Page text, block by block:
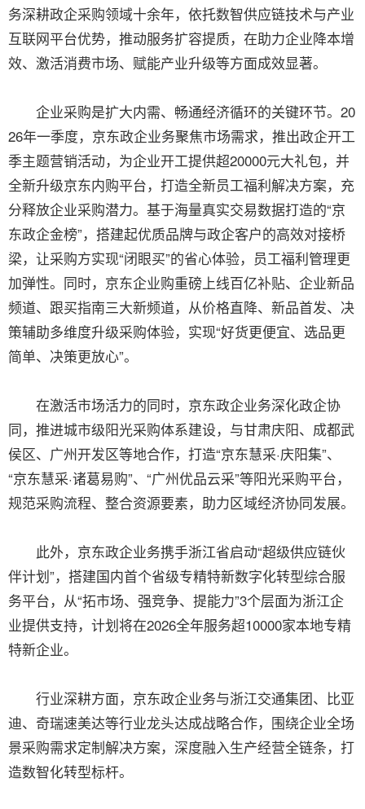
务深耕政企采购领域十余年，依托数智供应链技术与产业
互联网平台优势，推动服务扩容提质，在助力企业降本增
效、激活消费市场、赋能产业升级等方面成效显著。
企业采购是扩大内需、畅通经济循环的关键环节。20
26年一季度，京东政企业务聚焦市场需求，推出政企开工
季主题营销活动，为企业开工提供超20000元大礼包，并
全新升级京东内购平台，打造全新员工福利解决方案，充
分释放企业采购潜力。基于海量真实交易数据打造的“京
东政企金榜”，搭建起优质品牌与政企客户的高效对接桥
梁，让采购方实现“闭眼买”的省心体验，员工福利管理更
加弹性。同时，京东企业购重磅上线百亿补贴、企业新品
频道、跟买指南三大新频道，从价格直降、新品首发、决
策辅助多维度升级采购体验，实现“好货更便宜、选品更
简单、决策更放心”。
在激活市场活力的同时，京东政企业务深化政企协
同，推进城市级阳光采购体系建设，与甘肃庆阳、成都武
侯区、广州开发区等地合作，打造“京东慧采·庆阳集”、
“京东慧采·诸葛易购”、“广州优品云采”等阳光采购平台，
规范采购流程、整合资源要素，助力区域经济协同发展。
此外，京东政企业务携手浙江省启动“超级供应链伙
伴计划”，搭建国内首个省级专精特新数字化转型综合服
务平台，从“拓市场、强竞争、提能力”3个层面为浙江企
业提供支持，计划将在2026全年服务超10000家本地专精
特新企业。
行业深耕方面，京东政企业务与浙江交通集团、比亚
迪、奇瑞速美达等行业龙头达成战略合作，围绕企业全场
景采购需求定制解决方案，深度融入生产经营全链条，打
造数智化转型标杆。